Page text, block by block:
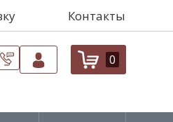
Контакты
0